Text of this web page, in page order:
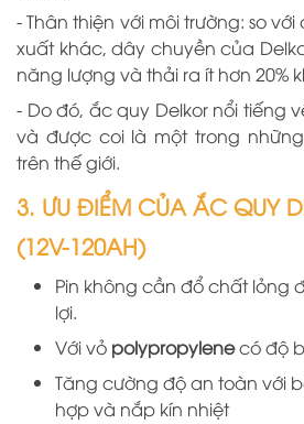
- Thân thiện với môi trường: so
xuất khác, dây chuyềncủa
năng lượng và thải ra ít hơn 20%
- Do đó, ắc quy Delkor nổi tiếng
và được coi là một trong
trên thế giới.
3. ƯU ĐIỂM CỦA ẮC QUY
(12V-120AH)
Pin không cần đổ chất lỏng
lợi.
Với vỏ polypropylenecó độ
Tăng cường độ an toàn với
hợp và nắp kín nhiệt